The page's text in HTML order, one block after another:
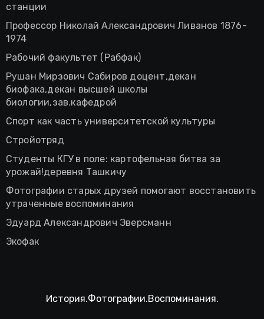
станции
Профессор Николай Александрович Ливанов 1876-
1974
Рабочий факультет (Рабфак)
Рушан Мирзович Сабиров доцент,декан
биофака,декан высшей школы
биологии,зав.кафедрой
Спорт как часть университетской культуры
Стройотряд
Студенты КГУ в поле: картофельная битва за
урожай!деревня Ташкичу
Фотографии старых друзей помогают восстановить
утраченные воспоминания
Эдуард Александрович Эверсманн
Экофак
История.Фотографии.Воспоминания.